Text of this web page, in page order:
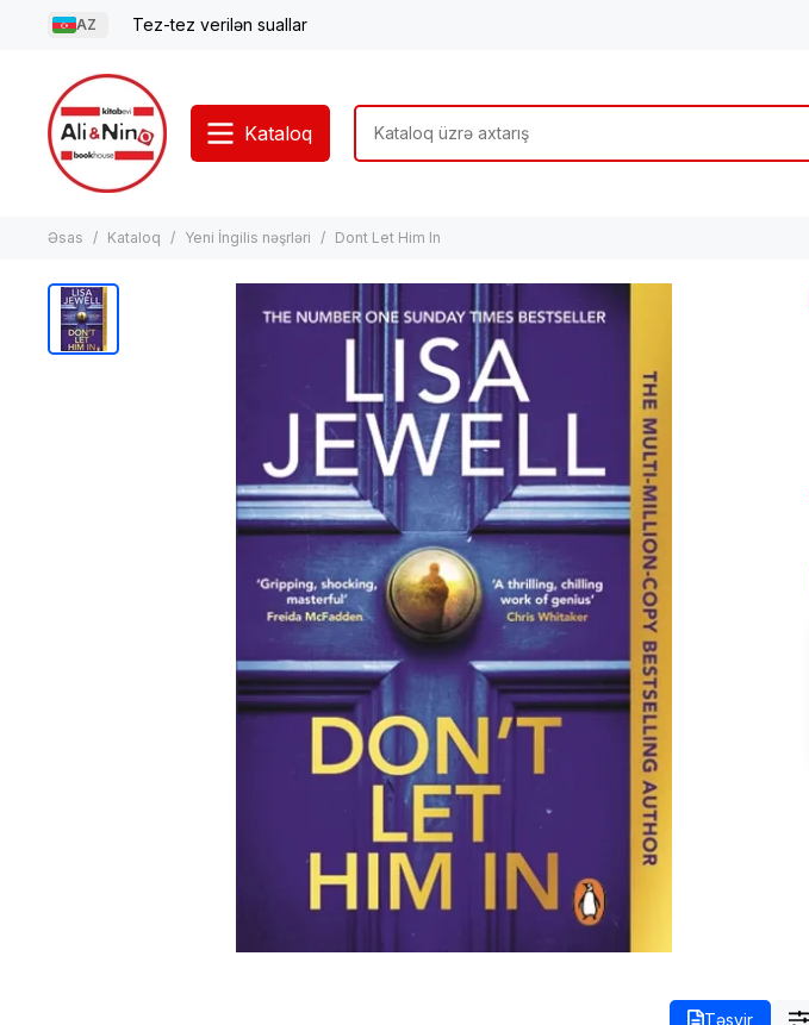
AZ Tez-tez verilən suallar
Kataloq
Əsas Kataloq Yeni İngilis nəşrləri Dont Let Him In
Təsvir